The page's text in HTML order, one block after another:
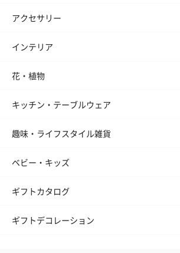
アクセサリー
インテリア
花・植物
キッチン・テーブルウェア
趣味・ライフスタイル雑貨
ベビー・キッズ
ギフトカタログ
ギフトデコレーション